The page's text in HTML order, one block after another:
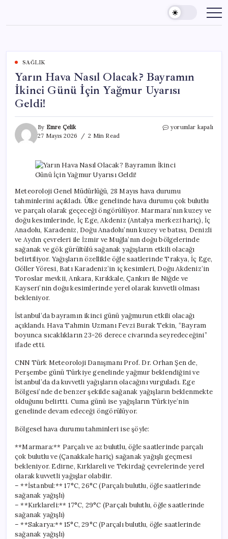
content
SAĞLIK
Yarın Hava Nasıl Olacak? Bayramın
İkinci Günü İçin Yağmur Uyarısı
Geldi!
By Emre Çelik
27 Mayıs 2026
2 Min Read
Yarın
Bayramın
İkinci
Yağmur
Uyarısı
Geldi!
için
yorumlar kapalı
Meteoroloji Genel Müdürlüğü, 28 Mayıs hava durumu
tahminlerini açıkladı. Ülke genelinde hava durumu çok bulutlu
ve parçalı olarak geçeceği öngörülüyor. Marmara’nın kuzey ve
doğu kesimlerinde, İç Ege, Akdeniz (Antalya merkezi hariç), İç
Anadolu, Karadeniz, Doğu Anadolu’nun kuzey ve batısı, Denizli
ve Aydın çevreleri ile İzmir ve Muğla’nın doğu bölgelerinde
sağanak ve gök gürültülü sağanak yağışların etkili olacağı
belirtiliyor. Yağışların özellikle öğle saatlerinde Trakya, İç Ege,
Göller Yöresi, Batı Karadeniz’in iç kesimleri, Doğu Akdeniz’in
Toroslar mevkii, Ankara, Kırıkkale, Çankırı ile Niğde ve
Kayseri’nin doğu kesimlerinde yerel olarak kuvvetli olması
bekleniyor.
İstanbul’da bayramın ikinci günü yağmurun etkili olacağı
açıklandı. Hava Tahmin Uzmanı Fevzi Burak Tekin, “Bayram
boyunca sıcaklıkların 23-26 derece civarında seyredeceğini”
ifade etti.
CNN Türk Meteoroloji Danışmanı Prof. Dr. Orhan Şen de,
Perşembe günü Türkiye genelinde yağmur beklendiğini ve
İstanbul’da da kuvvetli yağışların olacağını vurguladı. Ege
Bölgesi’nde de benzer şekilde sağanak yağışların beklenmekte
olduğunu belirtti. Cuma günü ise yağışların Türkiye’nin
genelinde devam edeceği öngörülüyor.
Bölgesel hava durumu tahminleri ise şöyle:
**Marmara:** Parçalı ve az bulutlu, öğle saatlerinde parçalı
çok bulutlu ve (Çanakkale hariç) sağanak yağışlı geçmesi
bekleniyor. Edirne, Kırklareli ve Tekirdağ çevrelerinde yerel
olarak kuvvetli yağışlar olabilir.
– **İstanbul:** 17°C, 26°C (Parçalı bulutlu, öğle saatlerinde
sağanak yağışlı)
– **Kırklareli:** 17°C, 29°C (Parçalı bulutlu, öğle saatlerinde
sağanak yağışlı)
– **Sakarya:** 15°C, 29°C (Parçalı bulutlu, öğle saatlerinde
sağanak yağışlı)